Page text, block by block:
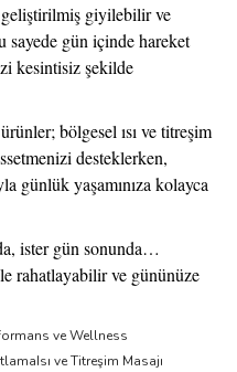
giyilebilir ve
sayede gün içinde hareket
kesintisiz şekilde
bölgesel ısı ve titreşim
desteklerken,
günlük yaşamınıza kolayca
ister gün sonunda…
rahatlayabilir ve gününüze
ve Wellness
Isı ve Titreşim Masajı